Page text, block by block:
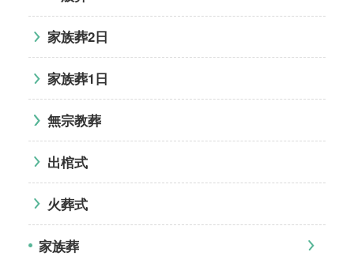
家族葬2日
家族葬1日
無宗教葬
出棺式
火葬式
家族葬